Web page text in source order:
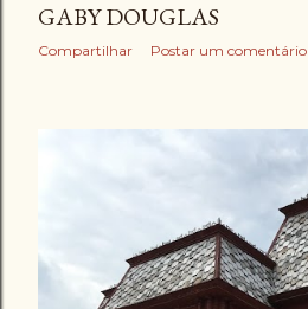
GABY DOUGLAS
Compartilhar Postar um comentário